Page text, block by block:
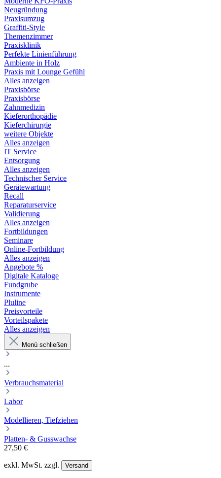
Neugründung
Praxisumzug
Graffiti-Style
Themenzimmer
Praxisklinik
Perfekte Linienführung
Ambiente in Holz
Praxis mit Lounge Gefühl
Alles anzeigen
Praxisbörse
Praxisbörse
Zahnmedizin
Kieferorthopädie
Kieferchirurgie
weitere Objekte
Alles anzeigen
IT Service
Entsorgung
Alles anzeigen
Technischer Service
Gerätewartung
Recall
Reparaturservice
Validierung
Alles anzeigen
Fortbildungen
Seminare
Online-Fortbildung
Alles anzeigen
Angebote %
Digitale Kataloge
Fundgrube
Instrumente
Pluline
Preisvorteile
Vorteilspakete
Alles anzeigen
Menü schließen
...
Verbrauchsmaterial
Labor
Modellieren, Tiefziehen
Platten- & Gusswachse
27,50 €
exkl. MwSt. zzgl. Versand